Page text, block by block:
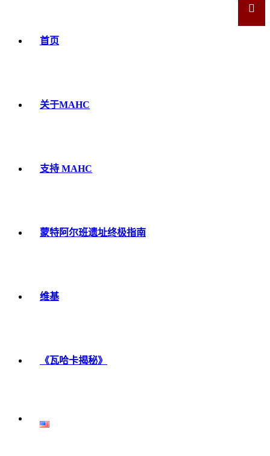
首页
关于MAHC
支持 MAHC
蒙特阿尔班遗址终极指南
维基
《瓦哈卡揭秘》